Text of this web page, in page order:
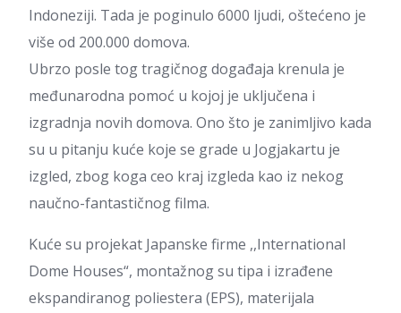
Indoneziji. Tada je poginulo 6000 ljudi, oštećeno je
više od 200.000 domova.
Ubrzo posle tog tragičnog događaja krenula je
međunarodna pomoć u kojoj je uključena i
izgradnja novih domova. Ono što je zanimljivo kada
su u pitanju kuće koje se grade u Jogjakartu je
izgled, zbog koga ceo kraj izgleda kao iz nekog
naučno-fantastičnog filma.
Kuće su projekat Japanske firme ,,International
Dome Houses“, montažnog su tipa i izrađene
ekspandiranog poliestera (EPS), materijala